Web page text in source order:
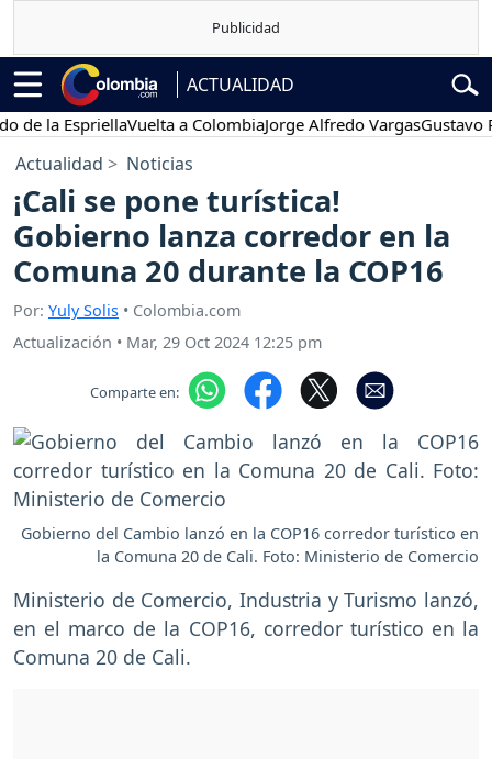
ACTUALIDAD
EspriellaVuelta a ColombiaJorge Alfredo VargasGustavo Petro
Actualidad Noticias
¡Cali se pone turística!
Gobierno lanza corredor en la
Comuna 20 durante la COP16
Por: Yuly Solis • Colombia.com
Actualización • Mar, 29 Oct 2024 12:25 pm
Comparte en:
Gobierno del Cambio lanzó en la COP16 corredor turístico en
la Comuna 20 de Cali. Foto: Ministerio de Comercio
Ministerio de Comercio, Industria y Turismo lanzó,
en el marco de la COP16, corredor turístico en la
Comuna 20 de Cali.